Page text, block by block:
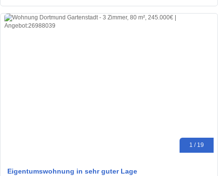
1 / 19
Eigentumswohnung in sehr guter Lage